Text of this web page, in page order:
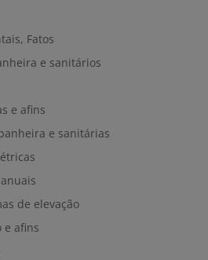
Fatos
e sanitários
e afins
e sanitárias
de elevação
e afins